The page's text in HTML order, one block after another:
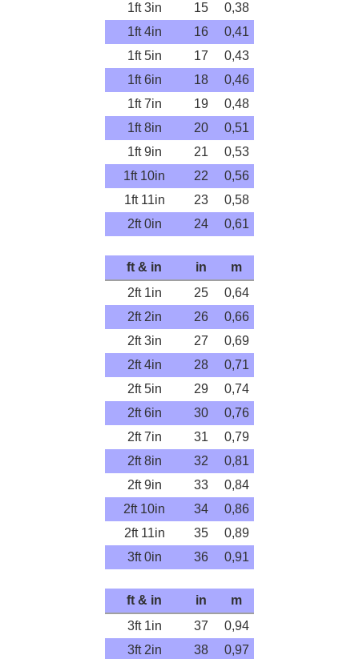
1ft 3in
15
0,38
1ft 4in
16
0,41
1ft 5in
17
0,43
1ft 6in
18
0,46
1ft 7in
19
0,48
1ft 8in
20
0,51
1ft 9in
21
0,53
1ft 10in
22
0,56
1ft 11in
23
0,58
2ft 0in
24 0,61
ft & in in
m
2ft 1in
25
0,64
2ft 2in
26
0,66
2ft 3in
27
0,69
2ft 4in
28
0,71
2ft 5in
29
0,74
2ft 6in
30
0,76
2ft 7in
31
0,79
2ft 8in
32
0,81
2ft 9in
33
0,84
2ft 10in
34
0,86
2ft 11in
35
0,89
3ft 0in
36 0,91
ft & in in
m
3ft 1in
37
0,94
3ft 2in
38
0,97